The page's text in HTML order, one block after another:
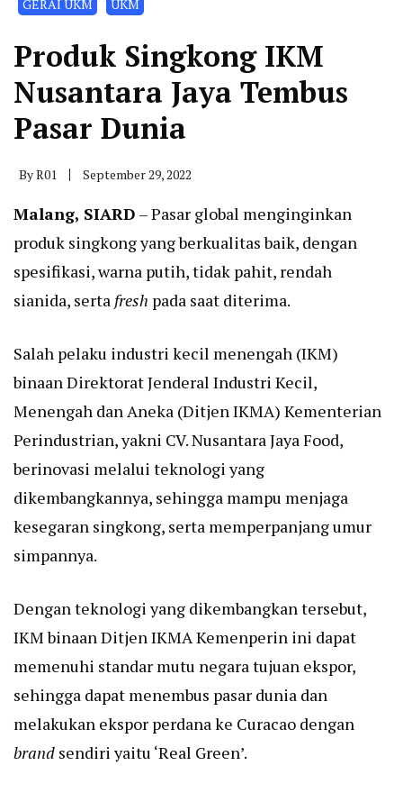
GERAI UKM UKM
Produk Singkong IKM
Nusantara Jaya Tembus
Pasar Dunia
ByR01 September 29, 2022
Malang, SIARD – Pasar global menginginkan
produk singkong yang berkualitas baik, dengan
spesifikasi, warna putih, tidak pahit, rendah
sianida, serta fresh pada saat diterima.
Salah pelaku industri kecil menengah (IKM)
binaan Direktorat Jenderal Industri Kecil,
Menengah dan Aneka (Ditjen IKMA) Kementerian
Perindustrian, yakni CV. Nusantara Jaya Food,
berinovasi melalui teknologi yang
dikembangkannya, sehingga mampu menjaga
kesegaran singkong, serta memperpanjang umur
simpannya.
Dengan teknologi yang dikembangkan tersebut,
IKM binaan Ditjen IKMA Kemenperin ini dapat
memenuhi standar mutu negara tujuan ekspor,
sehingga dapat menembus pasar dunia dan
melakukan ekspor perdana ke Curacao dengan
brand sendiri yaitu ‘Real Green’.